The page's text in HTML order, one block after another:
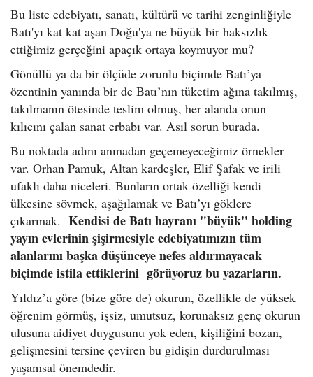
Bu liste edebiyatı, sanatı, kültürü ve tarihi zenginliğiyle
Batı'yı kat kat aşan Doğu'ya ne büyük bir haksızlık
ettiğimiz gerçeğini apaçık ortaya koymuyor mu?
Gönüllü ya da bir ölçüde zorunlu biçimde Batı’ya
özentinin yanında bir de Batı’nın tüketim ağına takılmış,
takılmanın ötesinde teslim olmuş, her alanda onun
kılıcını çalan sanat erbabı var. Asıl sorun burada.
Bu noktada adını anmadan geçemeyeceğimiz örnekler
var. Orhan Pamuk, Altan kardeşler, Elif Şafak ve irili
ufaklı daha niceleri. Bunların ortak özelliği kendi
ülkesine sövmek, aşağılamak ve Batı’yı göklere
çıkarmak. Kendisi de Batı hayranı "büyük" holding
yayın evlerinin şişirmesiyle edebiyatımızın tüm
alanlarını başka düşünceye nefes aldırmayacak
biçimde istila ettiklerini görüyoruz bu yazarların.
Yıldız’a göre (bize göre de) okurun, özellikle de yüksek
öğrenim görmüş, işsiz, umutsuz, korunaksız genç okurun
ulusuna aidiyet duygusunu yok eden, kişiliğini bozan,
gelişmesini tersine çeviren bu gidişin durdurulması
yaşamsal önemdedir.